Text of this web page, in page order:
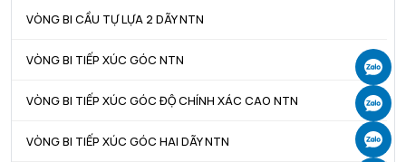
VÒNG BI CẦU TỰ LỰA 2 DÃY NTN
VÒNG BI TIẾP XÚC GÓC NTN
VÒNG BI TIẾP XÚC GÓC ĐỘ CHÍNH XÁC CAO NTN
VÒNG BI TIẾP XÚC GÓC HAI DÃY NTN